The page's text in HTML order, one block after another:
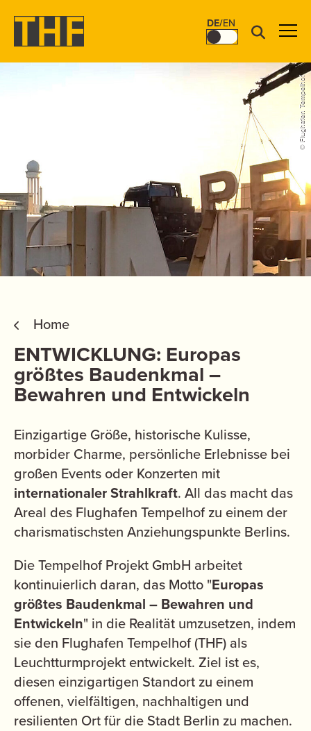
DE/EN
© Flughafen Tempelhof
Home
ENTWICKLUNG: Europas
größtes Baudenkmal –
Bewahren und Entwickeln
Einzigartige Größe, historische Kulisse,
morbider Charme, persönliche Erlebnisse bei
großen Events oder Konzerten mit
internationaler Strahlkraft. All das macht das
Areal des Flughafen Tempelhof zu einem der
charismatischsten Anziehungspunkte Berlins.
Die Tempelhof Projekt GmbH arbeitet
kontinuierlich daran, das Motto "Europas
größtes Baudenkmal – Bewahren und
Entwickeln" in die Realität umzusetzen, indem
sie den Flughafen Tempelhof (THF) als
Leuchtturmprojekt entwickelt. Ziel ist es,
diesen einzigartigen Standort zu einem
offenen, vielfältigen, nachhaltigen und
resilienten Ort für die Stadt Berlin zu machen.